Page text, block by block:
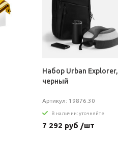
Набор Urban Explorer,
черный
Артикул: 19876.30
В наличии: уточняйте
7 292 руб /шт